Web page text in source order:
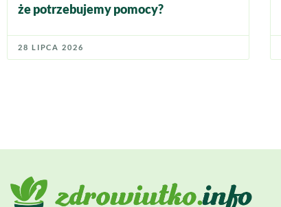
że potrzebujemy pomocy?
28 LIPCA 2026